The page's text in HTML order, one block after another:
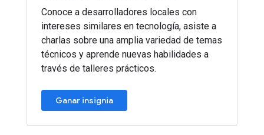
Conoce a desarrolladores locales con
intereses similares en tecnología, asiste a
charlas sobre una amplia variedad de temas
técnicos y aprende nuevas habilidades a
través de talleres prácticos.
Ganar insignia